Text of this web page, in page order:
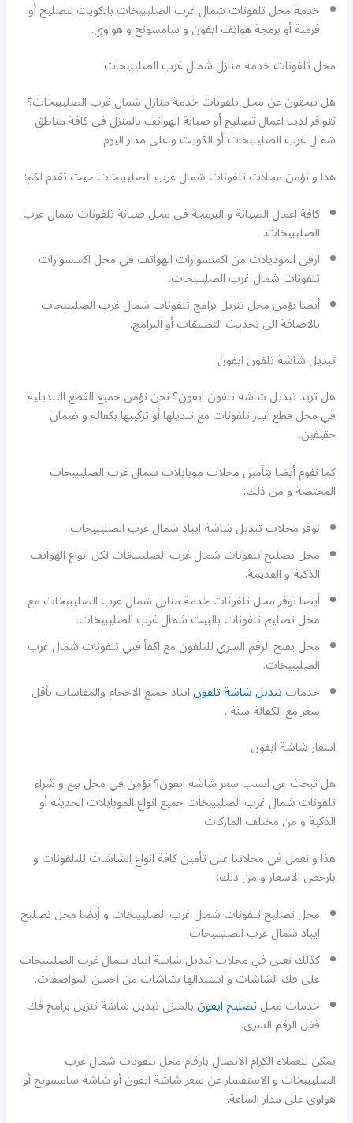
خدمة محل تلفونات شمال غرب الصليبيخات بالكويت لتصليح أو
فرمتة أو برمجة هواتف ايفون و سامسونج و هواوي.
محل تلفونات خدمة منازل شمال غرب الصليبيخات
هل تبحثون عن محل تلفونات خدمة منارل شمال غرب الصليبيخات؟
تتوافر لدينا اعمال تصليح أو صيانة الهواتف بالمنزل في كافة مناطق
شمال غرب الصليبيخات أو الكويت و على مدار اليوم.
هذا و نؤمن محلات تلفونات شمال غرب الصليبيخات حيث تقدم لكم:
كافة اعمال الصيانة و البرمجة في محل صيانة تلفونات شمال غرب
الصليبيخات.
ارقى الموديلات من اكسسوارات الهواتف في محل اكسسوارات
تلفونات شمال غرب الصليبيخات.
أيضا نؤمن محل تنزيل برامج تلفونات شمال غرب الصليبيخات
بالاضافة الى تحديث التطبيقات أو البرامج.
تبديل شاشة تلفون ايفون
هل تريد تبديل شاشة تلفون ايفون؟ نحن نؤمن جميع القطع التبديلية
في محل قطع غيار تلفونات مع تبديلها أو تركيبها بكفالة و ضمان
حقيقين.
كما نقوم أيضا بتأمين محلات موبايلات شمال غرب الصليبيخات
المختصة و من ذلك:
نوفر محلات تبديل شاشة ايباد شمال غرب الصليبيخات.
محل تصليح تلفونات شمال غرب الصليبيخات لكل انواع الهواتف
الذكية و القديمة.
أيضا نوفر محل تلفونات خدمة منازل شمال غرب الصليبيخات مع
محل تصليح تلفونات بالبيت شمال غرب الصليبيخات.
محل يفتح الرقم السري للتلفون مع اكفأ فني تلفونات شمال غرب
الصليبيخات.
خدماتتبديل شاشة تلفونايباد جميع الاحجام والمقاسات بأقل
سعر مع الكفالة سنة .
اسعار شاشة ايفون
هل تبحث عن انسب سعر شاشة ايفون؟ نؤمن في محل بيع و شراء
تلفونات شمال غرب الصليبيخات جميع انواع الموبايلات الحديثة أو
الذكية و من مختلف الماركات.
هذا و نعمل في محلاتنا على تأمين كافة انواع الشاشات للتلفونات و
بارخص الاسعار و من ذلك:
محل تصليح تلفونات شمال غرب الصليبيخات و أيضا محل تصليح
ايباد شمال غرب الصليبيخات.
كذلك نعنى في محلات تبديل شاشة ايباد شمال غرب الصليبيخات
على فك الشاشات و استبدالها بشاشات من احسن المواصفات.
خدمات محلتصليح ايفونبالمنزل تبديل شاشة تنزيل برامج فك
قفل الرقم السري.
يمكن للعملاء الكرام الاتصال بارقام محل تلفونات شمال غرب
الصليبيخات و الاستفسار عن سعر شاشة ايفون أو شاشة سامسونج أو
هواوي على مدار الساعة.